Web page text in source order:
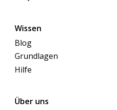
Wissen
Blog
Grundlagen
Hilfe
Über uns